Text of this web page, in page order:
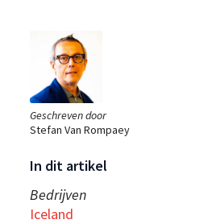
Geschreven door
Stefan Van Rompaey
In dit artikel
Bedrijven
Iceland